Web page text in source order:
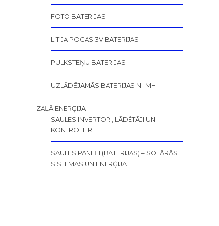
FOTO BATERIJAS
LITIJA POGAS 3V BATERIJAS
PULKSTEŅU BATERIJAS
UZLĀDĒJAMĀS BATERIJAS NI-MH
ZAĻĀ ENERĢIJA
SAULES INVERTORI, LĀDĒTĀJI UN
KONTROLIERI
SAULES PANEĻI (BATERIJAS) – SOLĀRĀS
SISTĒMAS UN ENERĢIJA